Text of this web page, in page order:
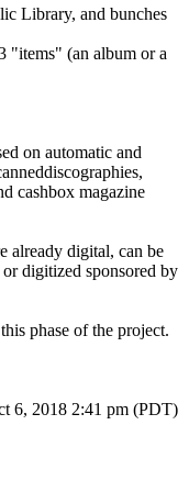
Library, and bunches
"items" (an album or a
on automatic and
cashbox magazine
already digital, can be
digitized sponsored by
phase of the project.
6, 2018 2:41 pm (PDT)